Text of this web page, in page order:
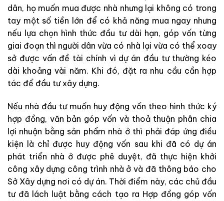
dân, họ muốn mua được nhà nhưng lại không có trong
tay một số tiền lớn để có khả năng mua ngay nhưng
nếu lựa chọn hình thức đầu tư dài hạn, góp vốn từng
giai đoạn thì người dân vừa có nhà lại vừa có thể xoay
sở được vấn đề tài chính vì dự án đầu tư thường kéo
dài khoảng vài năm. Khi đó, đặt ra nhu cầu cần hợp
tác để đầu tư xây dựng.
Nếu nhà đầu tư muốn huy động vốn theo hình thức ký
hợp đồng, văn bản góp vốn và thoả thuận phân chia
lợi nhuận bằng sản phẩm nhà ở thì phải đáp ứng điều
kiện là chỉ được huy động vốn sau khi đã có dự án
phát triển nhà ở được phê duyệt, đã thực hiện khởi
công xây dựng công trình nhà ở và đã thông báo cho
Sở Xây dựng nơi có dự án. Thời điểm này, các chủ đầu
tư đã lách luật bằng cách tạo ra Hợp đồng góp vốn